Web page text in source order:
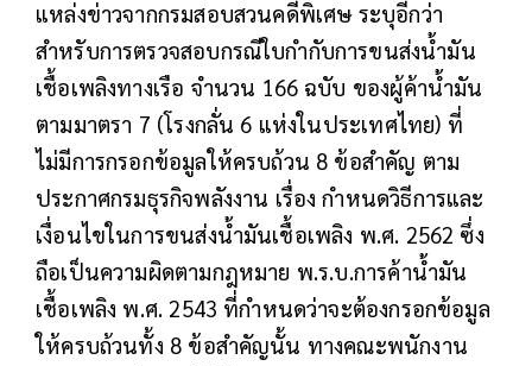
แหล่งข่าวจากกรมสอบสวนคดีพิเศษ ระบุอีกว่า
สำหรับการตรวจสอบกรณีใบกำกับการขนส่งน้ำมัน
เชื้อเพลิงทางเรือ จำนวน 166 ฉบับ ของผู้ค้าน้ำมัน
ตามมาตรา 7 (โรงกลั่น 6 แห่งในประเทศไทย) ที่
ไม่มีการกรอกข้อมูลให้ครบถ้วน 8 ข้อสำคัญ ตาม
ประกาศกรมธุรกิจพลังงาน เรื่อง กำหนดวิธีการและ
เงื่อนไขในการขนส่งน้ำมันเชื้อเพลิง พ.ศ. 2562 ซึ่ง
ถือเป็นความผิดตามกฎหมาย พ.ร.บ.การค้าน้ำมัน
เชื้อเพลิง พ.ศ. 2543 ที่กำหนดว่าจะต้องกรอกข้อมูล
ให้ครบถ้วนทั้ง 8 ข้อสำคัญนั้น ทางคณะพนักงาน